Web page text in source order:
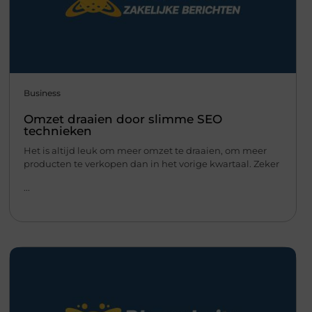
Business
Omzet draaien door slimme SEO
technieken
Het is altijd leuk om meer omzet te draaien, om meer
producten te verkopen dan in het vorige kwartaal. Zeker